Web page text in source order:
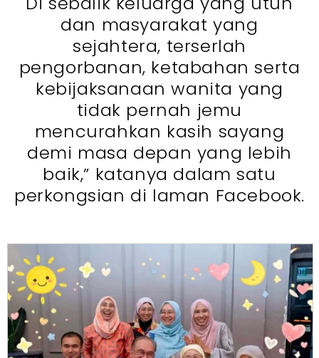
dan masyarakat yang
sejahtera, terserlah
pengorbanan, ketabahan serta
kebijaksanaan wanita yang
tidak pernah jemu
mencurahkan kasih sayang
demi masa depan yang lebih
baik,” katanya dalam satu
perkongsian di laman Facebook.